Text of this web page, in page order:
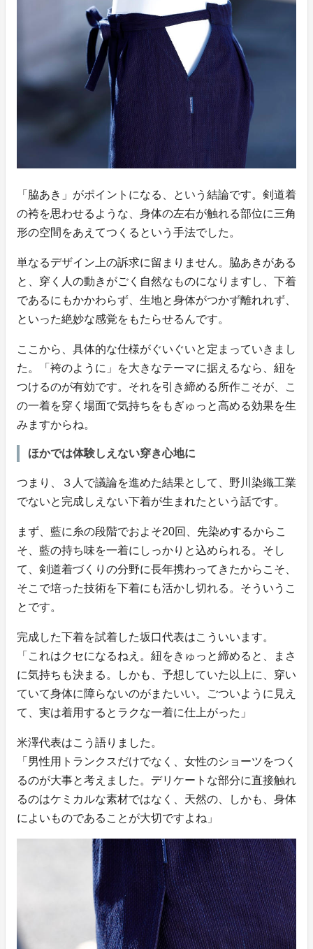
「脇あき」がポイントになる、という結論です。剣道着
の袴を思わせるような、身体の左右が触れる部位に三角
形の空間をあえてつくるという手法でした。
単なるデザイン上の訴求に留まりません。脇あきがある
と、穿く人の動きがごく自然なものになりますし、下着
であるにもかかわらず、生地と身体がつかず離れれず、
といった絶妙な感覚をもたらせるんです。
ここから、具体的な仕様がぐいぐいと定まっていきまし
た。「袴のように」を大きなテーマに据えるなら、紐を
つけるのが有効です。それを引き締める所作こそが、こ
の一着を穿く場面で気持ちをもぎゅっと高める効果を生
みますからね。
ほかでは体験しえない穿き心地に
つまり、３人で議論を進めた結果として、野川染織工業
でないと完成しえない下着が生まれたという話です。
まず、藍に糸の段階でおよそ20回、先染めするからこ
そ、藍の持ち味を一着にしっかりと込められる。そし
て、剣道着づくりの分野に長年携わってきたからこそ、
そこで培った技術を下着にも活かし切れる。そういうこ
とです。
完成した下着を試着した坂口代表はこういいます。
「これはクセになるねえ。紐をきゅっと締めると、まさ
に気持ちも決まる。しかも、予想していた以上に、穿い
ていて身体に障らないのがまたいい。ごついように見え
て、実は着用するとラクな一着に仕上がった」
米澤代表はこう語りました。
「男性用トランクスだけでなく、女性のショーツをつく
るのが大事と考えました。デリケートな部分に直接触れ
るのはケミカルな素材ではなく、天然の、しかも、身体
によいものであることが大切ですよね」